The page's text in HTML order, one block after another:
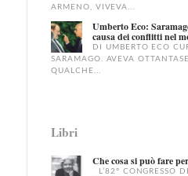
ARMENO, VIVEVA...
Umberto Eco:
causa dei conflitti nel
DI UMBERTO ECO
SARAMAGO. AVEVA
QUALCHE...
Libri
Che cosa si può fare
L’82° CONGRESSO